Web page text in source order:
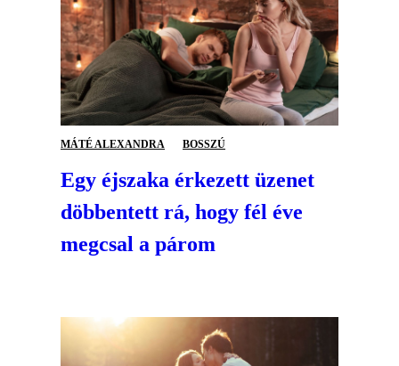
MÁTÉ ALEXANDRA BOSSZÚ
Egy éjszaka érkezett üzenet
döbbentett rá, hogy fél éve
megcsal a párom